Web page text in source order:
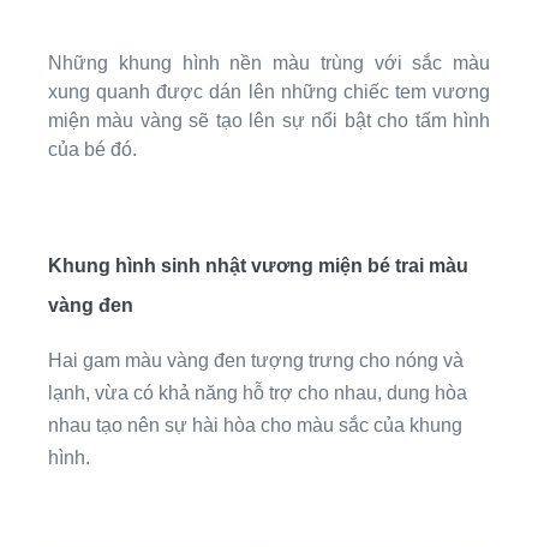
Những khung hình nền màu trùng với sắc màu
xung quanh được dán lên những chiếc tem vương
miện màu vàng sẽ tạo lên sự nổi bật cho tấm hình
của bé đó.
Khung hình sinh nhật vương miện bé trai màu
vàng đen
Hai gam màu vàng đen tượng trưng cho nóng và
lạnh, vừa có khả năng hỗ trợ cho nhau, dung hòa
nhau tạo nên sự hài hòa cho màu sắc của khung
hình.